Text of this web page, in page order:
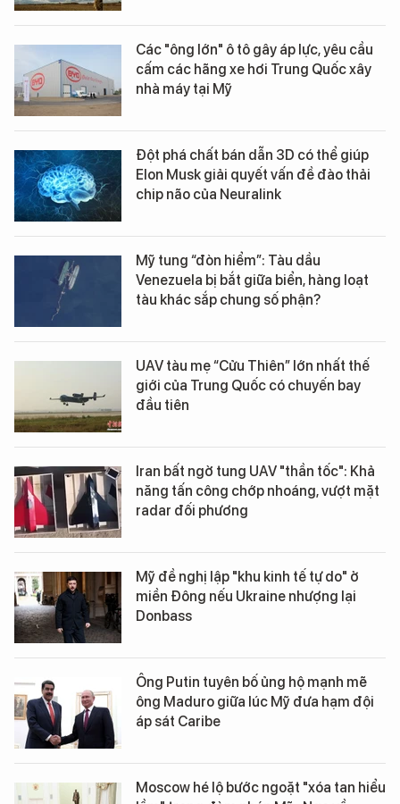
Các "ông lớn" ô tô gây áp lực, yêu cầu
cấm các hãng xe hơi Trung Quốc xây
nhà máy tại Mỹ
Đột phá chất bán dẫn 3D có thể giúp
Elon Musk giải quyết vấn đề đào thải
chip não của Neuralink
Mỹ tung “đòn hiểm”: Tàu dầu
Venezuela bị bắt giữa biển, hàng loạt
tàu khác sắp chung số phận?
UAV tàu mẹ “Cửu Thiên” lớn nhất thế
giới của Trung Quốc có chuyến bay
đầu tiên
Iran bất ngờ tung UAV "thần tốc": Khả
năng tấn công chớp nhoáng, vượt mặt
radar đối phương
Mỹ đề nghị lập "khu kinh tế tự do" ở
miền Đông nếu Ukraine nhượng lại
Donbass
Ông Putin tuyên bố ủng hộ mạnh mẽ
ông Maduro giữa lúc Mỹ đưa hạm đội
áp sát Caribe
Moscow hé lộ bước ngoặt "xóa tan hiểu